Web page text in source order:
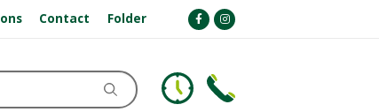
Contact Folder